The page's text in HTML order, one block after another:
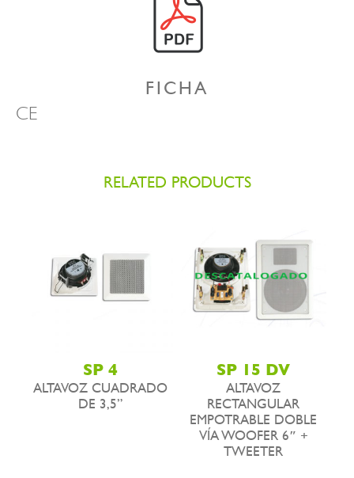
FICHA
CE
RELATED PRODUCTS
SP 4
ALTAVOZ CUADRADO
DE 3,5”
SP 15 DV
ALTAVOZ
RECTANGULAR
EMPOTRABLE DOBLE
VÍA WOOFER 6″ +
TWEETER